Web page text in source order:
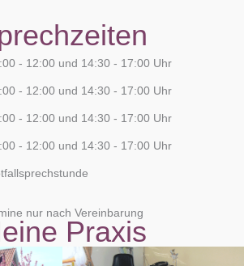
- 12:00 und 14:30 - 17:00 Uhr
- 12:00 und 14:30 - 17:00 Uhr
- 12:00 und 14:30 - 17:00 Uhr
- 12:00 und 14:30 - 17:00 Uhr
nur nach Vereinbarung
Praxis